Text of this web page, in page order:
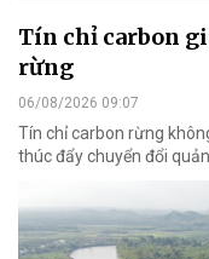
Tín chỉ carbon
rừng
06/08/2026 09:07
Tín chỉ carbon rừng
thúc đẩy chuyển đổi